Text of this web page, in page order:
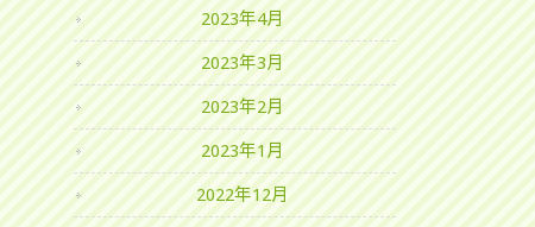
2023年4月
2023年3月
2023年2月
2023年1月
2022年12月